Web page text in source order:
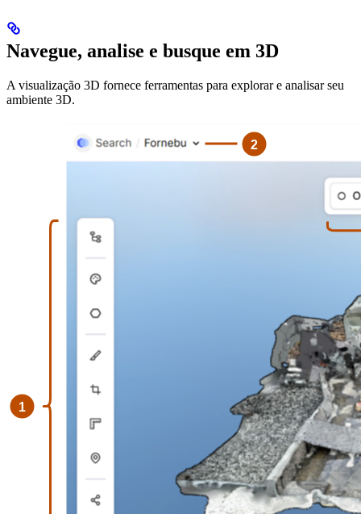
Navegue, analise e busque em 3D
A visualização 3D fornece ferramentas para explorar e analisar seu
ambiente 3D.